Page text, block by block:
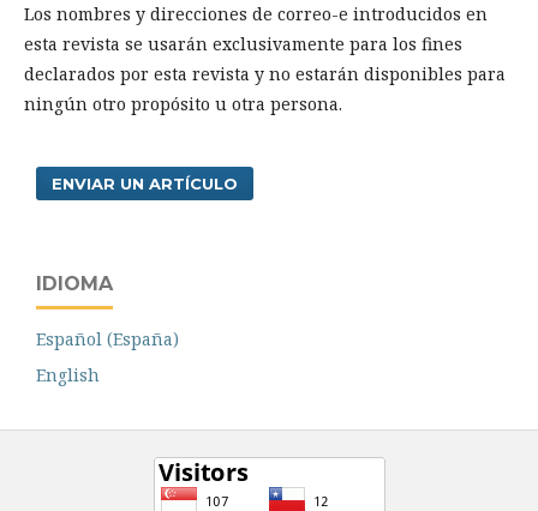
Los nombres y direcciones de correo-e introducidos en
esta revista se usarán exclusivamente para los fines
declarados por esta revista y no estarán disponibles para
ningún otro propósito u otra persona.
ENVIAR UN ARTÍCULO
IDIOMA
Español (España)
English